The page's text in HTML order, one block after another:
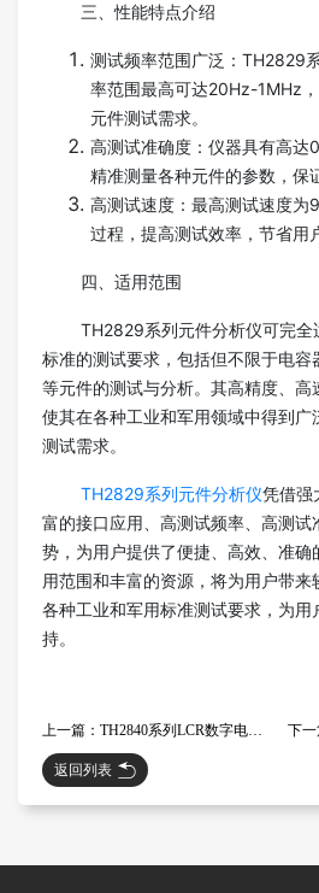
三、性能特点介绍
测试频率范围广泛：TH2829
率范围最高可达20Hz-1MHz
元件测试需求。
高测试准确度：仪器具有高达
精准测量各种元件的参数，保
高测试速度：最高测试速度为
过程，提高测试效率，节省用
四、适用范围
TH2829系列元件分析仪可完全
标准的测试要求，包括但不限于电容
等元件的测试与分析。其高精度、高
使其在各种工业和军用领域中得到广
测试需求。
TH2829系列元件分析仪凭借强
富的接口应用、高测试频率、高测
势，为用户提供了便捷、高效、准确
用范围和丰富的资源，将为用户带来
各种工业和军用标准测试要求，为用
持。
上一篇：TH2840系列LCR数字电桥：新一代技术应用解决传统电桥缺陷
返回列表